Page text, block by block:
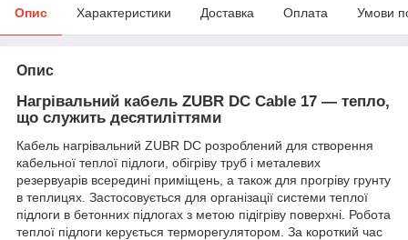
Опис Характеристики Доставка Оплата Умови
Опис
Нагрівальний кабель ZUBR DC Cable 17 — тепло,
що служить десятиліттями
Кабель нагрівальний ZUBR DC розроблений для створення
кабельної теплої підлоги, обігріву труб і металевих
резервуарів всередині приміщень, а також для прогріву грунту
в теплицях. Застосовується для організації системи теплої
підлоги в бетонних підлогах з метою підігріву поверхні. Робота
теплої підлоги керується терморегулятором. За короткий час